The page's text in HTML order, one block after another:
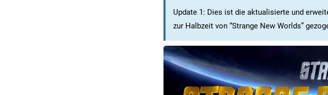
Update 1: Dies ist die aktualisierte und
zur Halbzeit von “Strange New Worlds”